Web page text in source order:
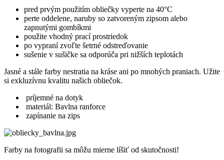
pred prvým použitím obliečky vyperte na 40°C
perte oddelene, naruby so zatvoreným zipsom alebo
zapnutými gombíkmi
použite vhodný prací prostriedok
po vypraní zvoľte šetrné odstreďovanie
sušenie v sušičke sa odporúča pri nižších teplotách
Jasné a stále farby nestratia na kráse ani po mnohých praniach. Užite
si exkluzívnu kvalitu našich obliečok.
príjemné na dotyk
materiál: Bavlna ranforce
zapínanie na zips
Farby na fotografii sa môžu mierne líšiť od skutočnosti!